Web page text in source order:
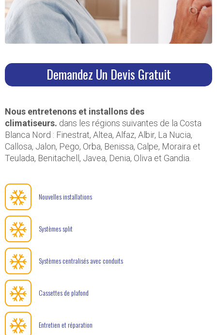
Demandez Un Devis Gratuit
Nous entretenons et installons des
climatiseurs. dans les régions suivantes de la Costa
Blanca Nord : Finestrat, Altea, Alfaz, Albir, La Nucia,
Callosa, Jalon, Pego, Orba, Benissa, Calpe, Moraira et
Teulada, Benitachell, Javea, Denia, Oliva et Gandia.
Nouvelles installations
Systèmes split
Systèmes centralisés avec conduits
Cassettes de plafond
Entretien et réparation